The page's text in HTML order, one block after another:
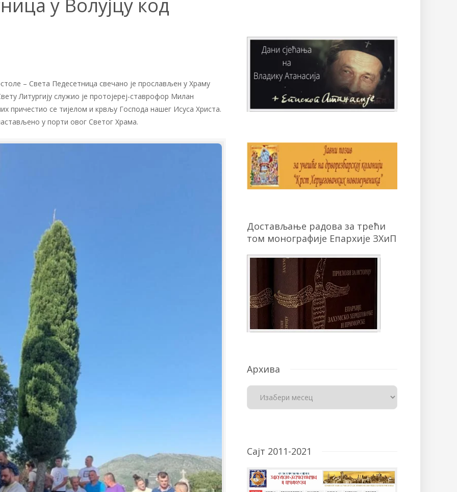
у Волујцу код
– Света Педесетница свечано је прослављен у Храму
Литургију служио је протојереј-ставрофор Милан
причестио се тијелом и крвљу Господа нашег Исуса Христа.
у порти овог Светог Храма.
Достављање радова за трећи
том монографије Епархије ЗХиП
Архива
Сајт 2011-2021